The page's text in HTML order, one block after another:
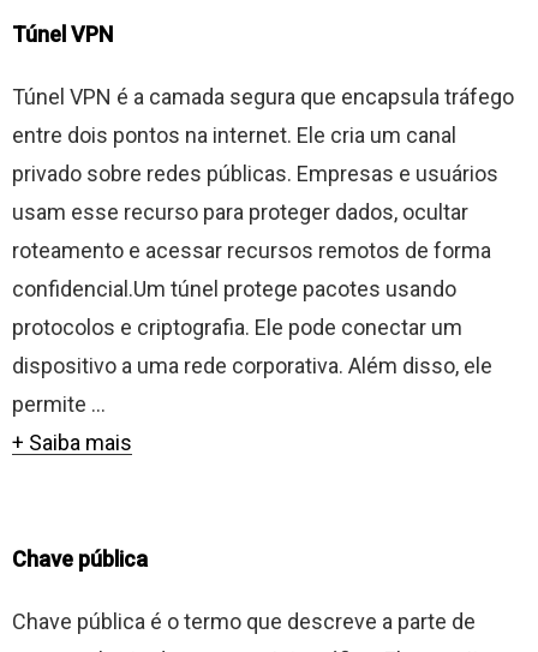
Túnel VPN
Túnel VPN é a camada segura que encapsula tráfego
entre dois pontos na internet. Ele cria um canal
privado sobre redes públicas. Empresas e usuários
usam esse recurso para proteger dados, ocultar
roteamento e acessar recursos remotos de forma
confidencial.Um túnel protege pacotes usando
protocolos e criptografia. Ele pode conectar um
dispositivo a uma rede corporativa. Além disso, ele
permite ...
+ Saiba mais
Chave pública
Chave pública é o termo que descreve a parte de